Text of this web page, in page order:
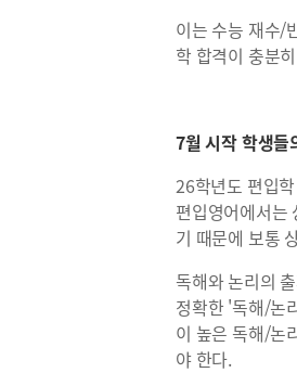
이는 수능 재수/
학 합격이 충분
7월 시작 학생
26학년도 편입
편입영어에서는
기 때문에 보통
독해와 논리의
정확한 '독해/논
이 높은 독해/논
야 한다.